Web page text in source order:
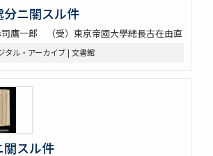
ニ關スル件
司鷹一郎 （受）東京帝國大學總長古在由直
タル・アーカイブ | 文書館
スル件